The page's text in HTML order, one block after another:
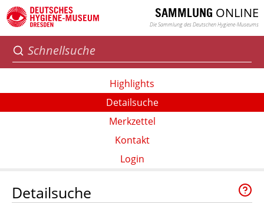
SAMMLUNG ONLINE
Die Sammlung des Deutschen Hygiene-Museums
Highlights
Detailsuche
Merkzettel
Kontakt
Login
Detailsuche